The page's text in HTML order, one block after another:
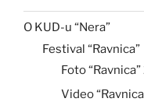
O KUD-u “Nera”
Festival “Ravnica”
Foto
Video